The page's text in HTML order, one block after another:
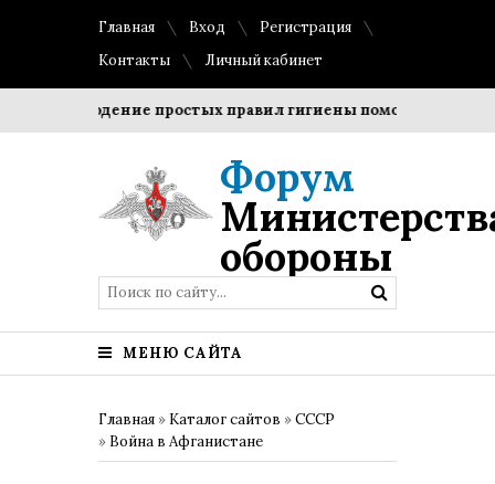
Главная Вход
Регистрация
Контакты
Личный кабинет
Соблюдение простых правил гигиены помогает
Форум
обороны
МЕНЮ САЙТА
Главная » Каталог сайтов »СССР
» Война в Афганистане